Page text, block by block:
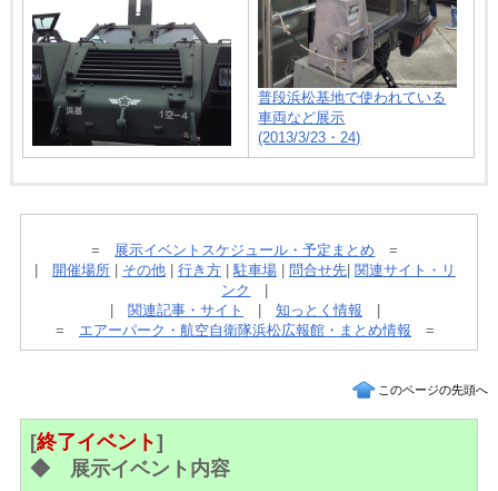
普段浜松基地で使われている
車両など展示
(2013/3/23・24)
= 展示イベントスケジュール・予定まとめ =
開催場所| その他| 行き方|駐車場| 問合せ先| 関連サイト・リ
ンク
関連記事・サイト 知っとく情報
= エアーパーク・航空自衛隊浜松広報館・まとめ情報 =
このページの先頭へ
[終了イベント]
◆展示イベント内容